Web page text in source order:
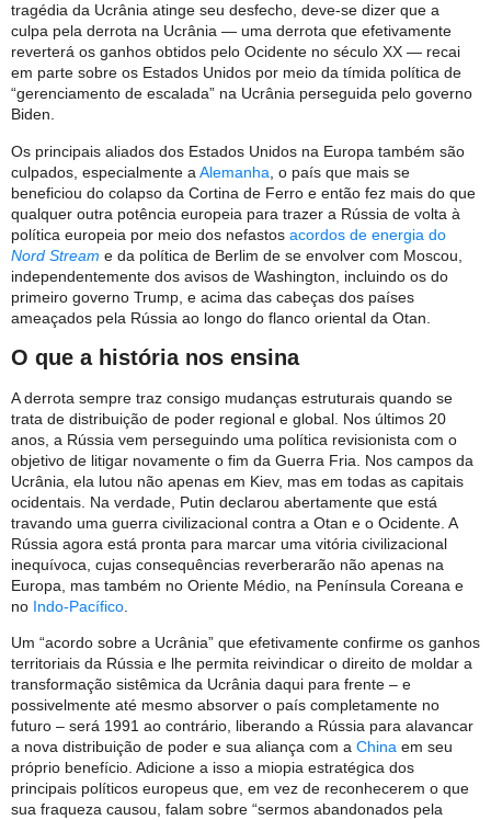
tragédia da Ucrânia atinge seu desfecho, deve-se dizer que a
culpa pela derrota na Ucrânia — uma derrota que efetivamente
reverterá os ganhos obtidos pelo Ocidente no século XX — recai
em parte sobre os Estados Unidos por meio da tímida política de
“gerenciamento de escalada” na Ucrânia perseguida pelo governo
Biden.
Os principais aliados dos Estados Unidos na Europa também são
culpados, especialmente a Alemanha , o país que mais se
beneficiou do colapso da Cortina de Ferro e então fez mais do que
qualquer outra potência europeia para trazer a Rússia de volta à
política europeia por meio dos nefastos acordos de energia do
Nord Stream e da política de Berlim de se envolver com Moscou,
independentemente dos avisos de Washington, incluindo os do
primeiro governo Trump, e acima das cabeças dos países
ameaçados pela Rússia ao longo do flanco oriental da Otan.
O que a história nos ensina
A derrota sempre traz consigo mudanças estruturais quando se
trata de distribuição de poder regional e global. Nos últimos 20
anos, a Rússia vem perseguindo uma política revisionista com o
objetivo de litigar novamente o fim da Guerra Fria. Nos campos da
Ucrânia, ela lutou não apenas em Kiev, mas em todas as capitais
ocidentais. Na verdade, Putin declarou abertamente que está
travando uma guerra civilizacional contra a Otan e o Ocidente. A
Rússia agora está pronta para marcar uma vitória civilizacional
inequívoca, cujas consequências reverberarão não apenas na
Europa, mas também no Oriente Médio, na Península Coreana e
no Indo-Pacífico
Um “acordo sobre a Ucrânia” que efetivamente confirme os ganhos
territoriais da Rússia e lhe permita reivindicar o direito de moldar a
transformação sistêmica da Ucrânia daqui para frente – e
possivelmente até mesmo absorver o país completamente no
futuro – será 1991 ao contrário, liberando a Rússia para alavancar
a nova distribuição de poder e sua aliança com a China em seu
próprio benefício. Adicione a isso a miopia estratégica dos
principais políticos europeus que, em vez de reconhecerem o que
sua fraqueza causou, falam sobre “sermos abandonados pela